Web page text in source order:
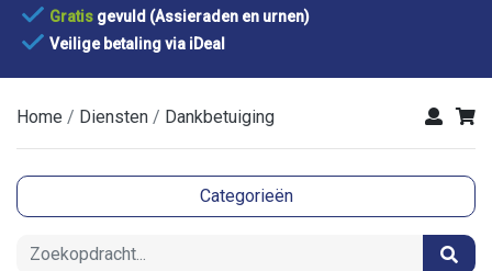
Gratis gevuld (Assieraden en urnen)
Veilige betaling via iDeal
Home Diensten Dankbetuiging
Categorieën